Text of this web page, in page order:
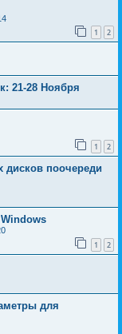
1 2
21-28 Ноября
1 2
дисков поочереди
1 2
для